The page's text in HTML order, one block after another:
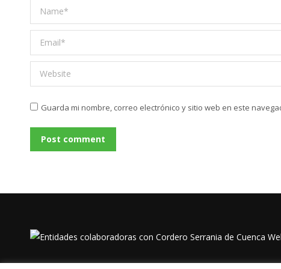
Name *
Email *
Website
Guarda mi nombre, correo electrónico y sitio web en este
Post comment